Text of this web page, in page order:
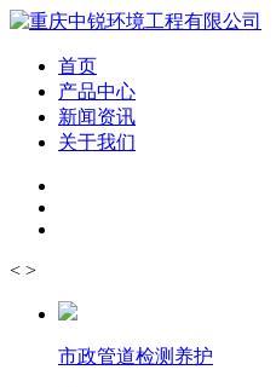
首页
产品中心
新闻资讯
关于我们
< >
市政管道检测养护